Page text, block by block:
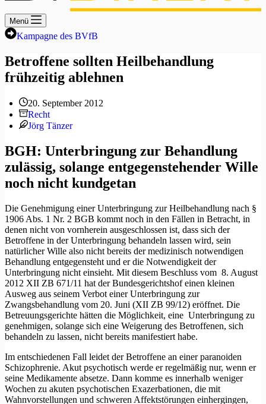
Menü
Kampagne des BVfB
Betroffene sollten Heilbehandlung
frühzeitig ablehnen
20. September 2012
Recht
Jörg Tänzer
BGH: Unterbringung zur Behandlung
zulässig, solange entgegenstehender Wille
noch nicht kundgetan
Die Genehmigung einer Unterbringung zur Heilbehandlung nach §
1906 Abs. 1 Nr. 2 BGB kommt noch in den Fällen in Betracht, in
denen nicht von vornherein ausgeschlossen ist, dass sich der
Betroffene in der Unterbringung behandeln lassen wird, sein
natürlicher Wille also nicht bereits der medizinisch notwendigen
Behandlung entgegensteht und er die Notwendigkeit der
Unterbringung nicht einsieht. Mit diesem Beschluss vom 8. August
2012 XII ZB 671/11 hat der Bundesgerichtshof einen kleinen
Ausweg aus seinem Verbot einer Unterbringung zur
Zwangsbehandlung vom 20. Juni (XII ZB 99/12) eröffnet. Die
Betreuungsgerichte hätten die Möglichkeit, eine Unterbringung zu
genehmigen, solange sich eine Weigerung des Betroffenen, sich
behandeln zu lassen, nicht bereits manifestiert habe.
Im entschiedenen Fall leidet der Betroffene an einer paranoiden
Schizophrenie. Akut psychotisch werde er regelmäßig nur, wenn er
seine Medikamente absetze. Dann komme es innerhalb weniger
Wochen zu akuten psychotischen Exazerbationen, die mit
Wahnvorstellungen und schweren Affektstörungen einhergingen,